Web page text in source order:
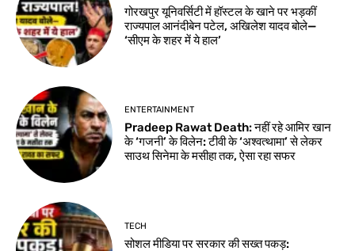
गोरखपुर यूनिवर्सिटी में हॉस्टल के खाने पर भड़कीं
राज्यपाल आनंदीबेन पटेल, अखिलेश यादव बोले—
‘सीएम के शहर में ये हाल’
ENTERTAINMENT
Pradeep Rawat Death: नहीं रहे आमिर खान
के ‘गजनी’ के विलेन: टीवी के ‘अश्वत्थामा’ से लेकर
साउथ सिनेमा के मसीहा तक, ऐसा रहा सफर
TECH
सोशल मीडिया पर सरकार की सख्त पकड़: